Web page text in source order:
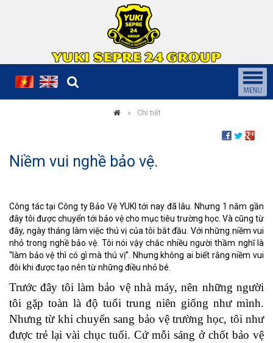
Chi tiết
Niềm vui nghề bảo vệ.
Công tác tại Công ty Bảo Vệ YUKI tới nay đã lâu. Nhưng 1 năm gần
đây tôi được chuyển tới bảo vệ cho mục tiêu trường học. Và cũng từ
đây, ngày tháng làm việc thú vị của tôi bắt đầu. Với những niềm vui
nhỏ trong nghề bảo vệ. Tôi nói vậy chắc nhiều người thầm nghĩ là
“làm bảo vệ thì có gì mà thú vị”. Nhưng không ai biết rằng niềm vui
đôi khi được tạo nên từ những điều nhỏ bé.
Trước đây tôi làm bảo vệ nhà máy, nên những người
tôi gặp toàn là độ tuổi trung niên giống như mình.
Nhưng từ khi chuyển sang bảo vệ trường học, tôi như
được trẻ lại vài chục tuổi. Cứ mỗi sáng ở chốt bảo vệ